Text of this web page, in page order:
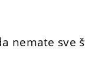
nemate sve